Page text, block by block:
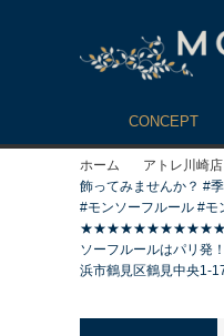
CONCEPT
ホーム アトレ川崎店
飾ってみませんか？ #
#モンソーフルール #モ
★★★★★★★★★★★★★★★
ソーフルールはパリ
浜市鶴見区鶴見中央